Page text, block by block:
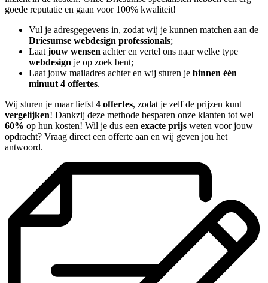
goede reputatie en gaan voor 100% kwaliteit!
Vul je adresgegevens in, zodat wij je kunnen matchen aan de
Driesumse webdesign professionals;
Laat jouw wensen achter en vertel ons naar welke type
webdesign je op zoek bent;
Laat jouw mailadres achter en wij sturen je binnen één
minuut 4 offertes.
Wij sturen je maar liefst 4 offertes, zodat je zelf de prijzen kunt
vergelijken! Dankzij deze methode besparen onze klanten tot wel
60% op hun kosten! Wil je dus een exacte prijs weten voor jouw
opdracht? Vraag direct een offerte aan en wij geven jou het
antwoord.